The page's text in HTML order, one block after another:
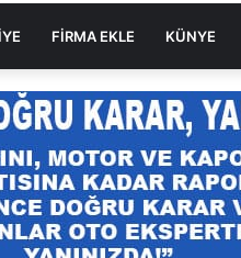
FİRMA EKLE KÜNYE